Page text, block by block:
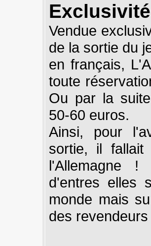
Vendue
de la sortie du
en français,
toute
Ou par la
50-60 euros.
Ainsi, pour
sortie, il fallait
l'Allemagne !
d'entres elles
monde mais
des